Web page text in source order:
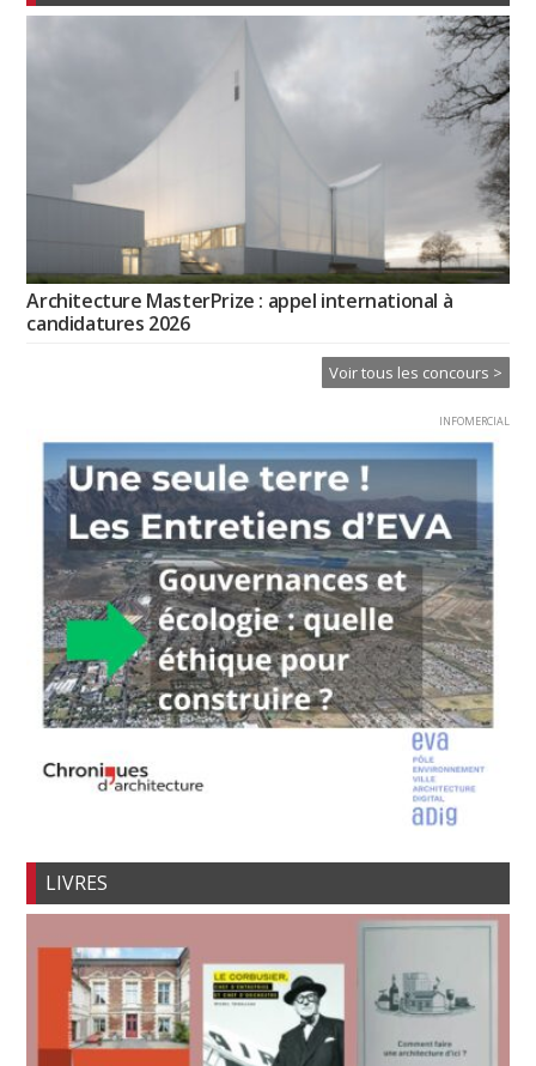
Architecture MasterPrize : appel international à
candidatures 2026
Voir tous les concours >
INFOMERCIAL
LIVRES